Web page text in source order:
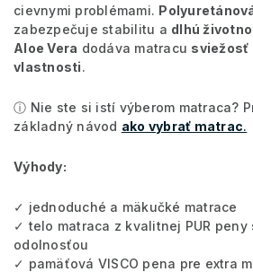
cievnymi problémami.
zabezpečuje stabilitu a dlhú
Aloe Vera dodáva matracu sviežosť
vlastnosti.
ⓘ Nie ste si istí výberom matraca?
základný návod ako vybrať matrac.
Výhody:
✓ jednoduché a mäkučké matrace
✓ telo matraca z kvalitnej PUR peny
odolnosťou
✓ pamäťová VISCO pena pre extra